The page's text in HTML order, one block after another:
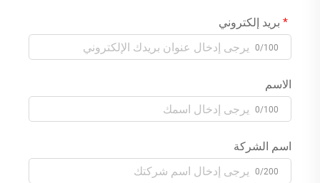
بريد إلكتروني
0/100
الاسم
0/100
اسم الشركة
0/200